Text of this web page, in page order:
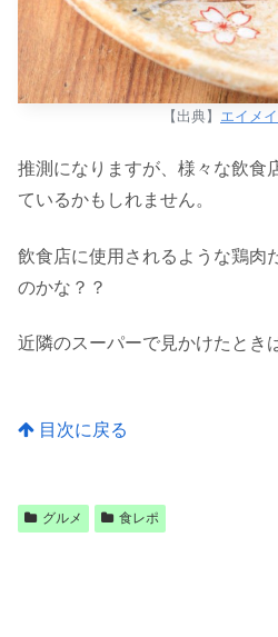
【出典】 エイメ
推測になりますが、様々な飲食
ているかもしれません。
飲食店に使用されるような鶏肉
のかな？？
近隣のスーパーで見かけたとき
目次に戻る
グルメ 食レポ